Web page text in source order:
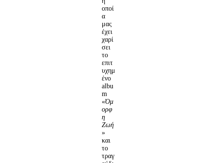
οποί
α
μας
έχει
χαρί
σει
το
επιτ
υχημ
ένο
albu
m
«Όμ
ορφ
η
Ζωή
»
και
το
τραγ